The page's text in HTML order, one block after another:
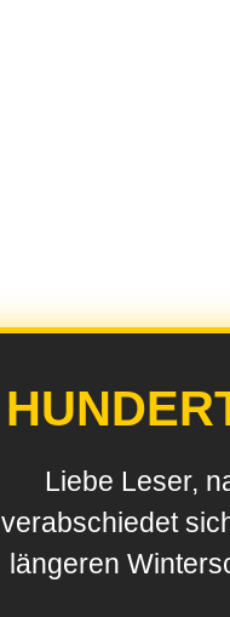
Liebe Leser,
verabschiedet
längeren